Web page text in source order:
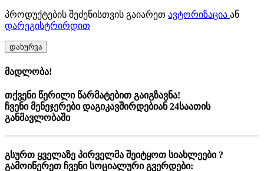
პროდუქტების შეძენისთვის გაიარეთ ავტორიზაცია ან
დარეგისტრირდით
დახურვა
მადლობა!
თქვენი წერილი წარმატებით გაიგზავნა!
ჩვენი მენეჯერები დაგიკავშირდებიან 24საათის
განმავლობაში
გსურთ ყველაზე პირველმა შეიტყოთ სიახლეები ?
გამოიწერეთ ჩვენი სოციალური გვერდები: